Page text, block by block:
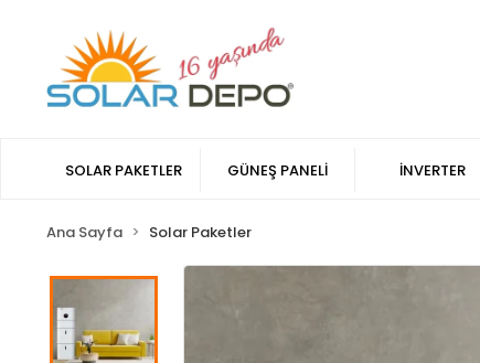
SOLAR PAKETLER GÜNEŞ PANELİ İNVERTER
Ana Sayfa Solar Paketler